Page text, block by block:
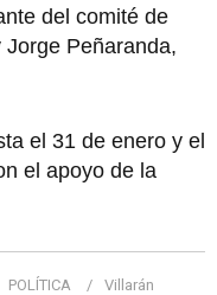
del comité de
Peñaranda,
el 31 de enero y el
el apoyo de la
POLÍTICA Villarán